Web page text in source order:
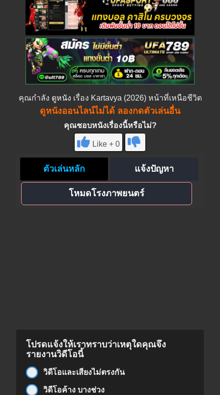
คุณกำลัง ดูหนัง เรื่อง Kartavya (2026) หน้าที่เหนือชีวิต
ดูหนังออนไลน์ไม่ได้ ลองกดตัวเล่นอื่น
คุณชอบหนังเรื่องนี้หรือไม่?
Like + 0
ตัวเล่นหลัก แจ้งปัญหา
โหมดโรงภาพยนตร์
โปรดแจ้งให้เราทราบว่าเหตุใดคุณจึง
รายงานวิดีโอนี้
วิดีโอและเสียงไม่ตรงกัน
วิดีโอค้าง บางช่วง